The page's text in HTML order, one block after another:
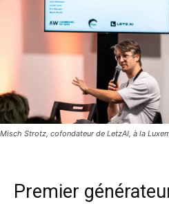
Misch Strotz, cofondateur de LetzAI, à la
Premier